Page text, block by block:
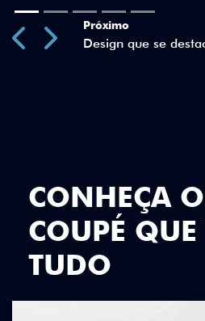
CONHEÇA
COUPÉ
TUDO